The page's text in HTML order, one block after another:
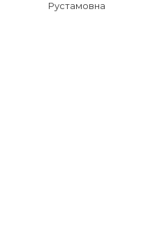
Рустамовна